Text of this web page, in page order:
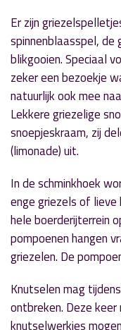
Er zijn
spinnenblaasspel, de
blikgooien. Speciaal
zeker een bezoekje
natuurlijk ook mee
Lekkere griezelige
snoepjeskraam, zij
(limonade) uit.
In de schminkhoek
enge griezels of lieve
hele boerderijterrein
pompoenen hangen
griezelen. De
Knutselen mag
ontbreken. Deze
knutselwerkjes